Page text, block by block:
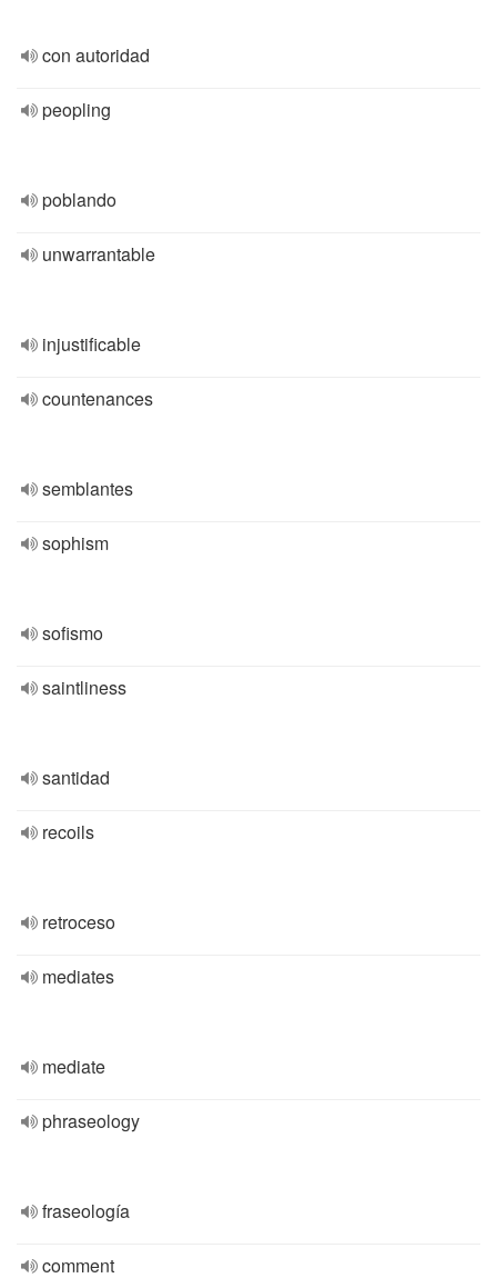
con autoridad
peopling
poblando
unwarrantable
injustificable
countenances
semblantes
sophism
sofismo
saintliness
santidad
recoils
retroceso
mediates
mediate
phraseology
fraseología
comment